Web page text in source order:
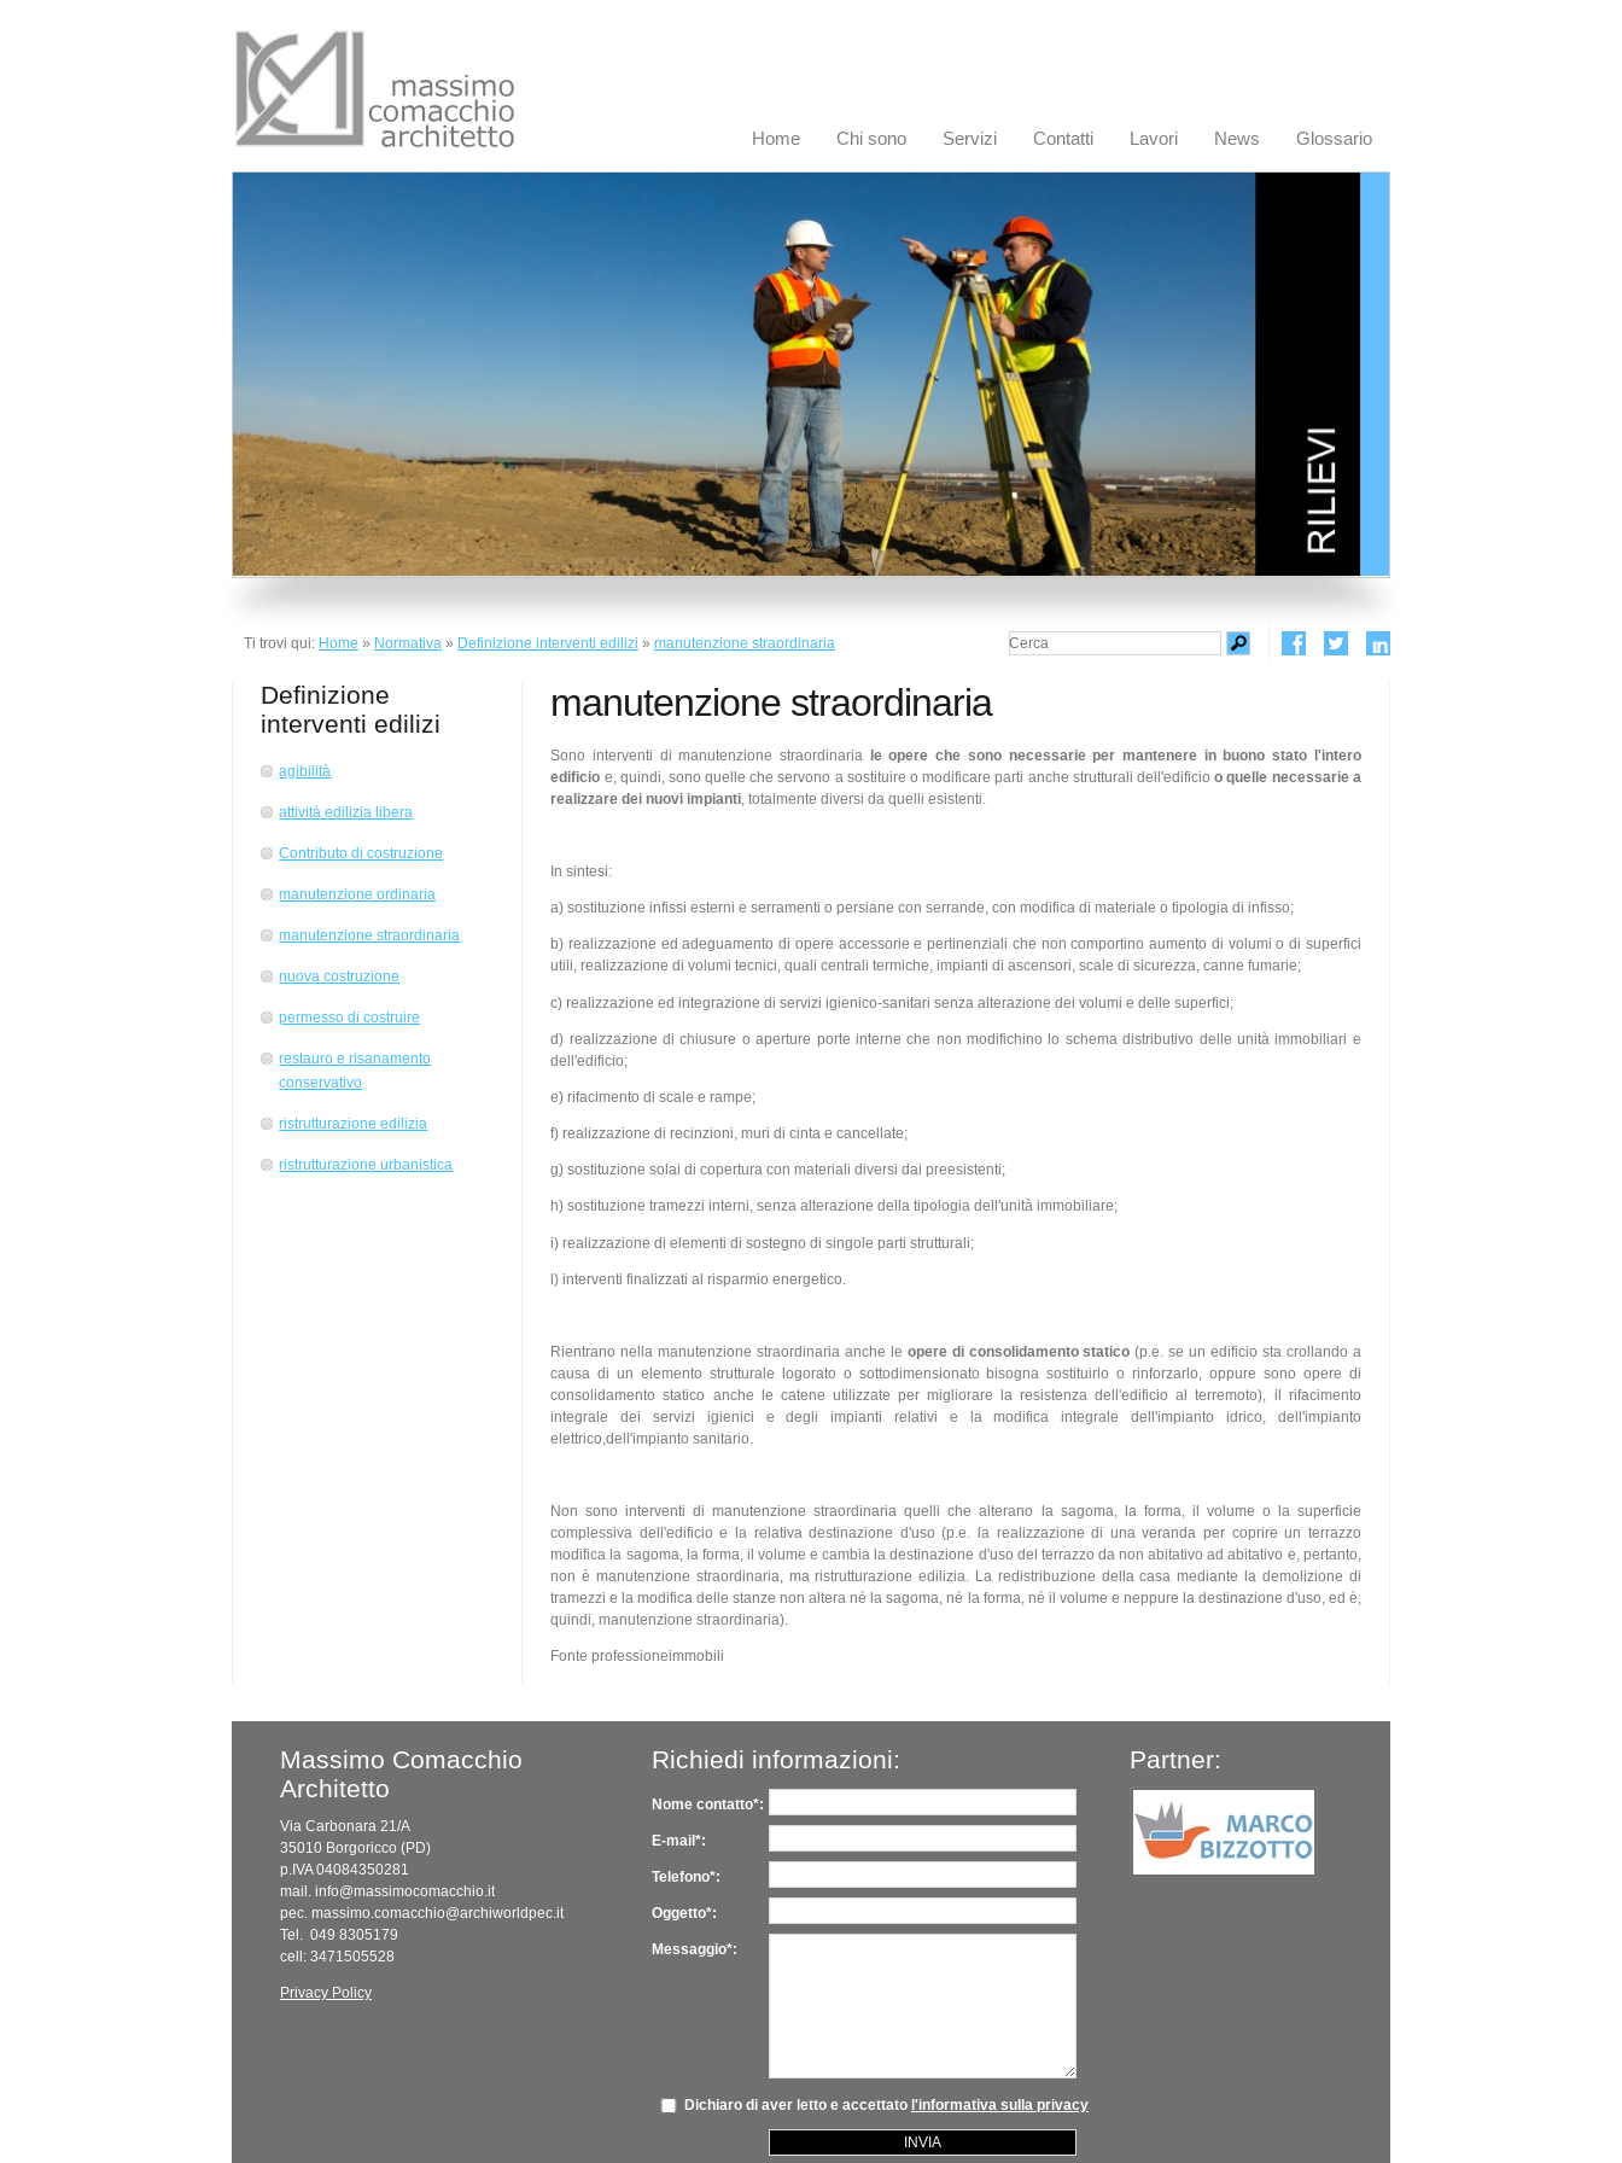
Home Chi sono Servizi Contatti Lavori News Glossario
Ti trovi qui: Home » Normativa » Definizione interventi edilizi » manutenzione straordinaria
Definizione
interventi edilizi
agibilità
attività edilizia libera
Contributo di costruzione
manutenzione ordinaria
manutenzione straordinaria
nuova costruzione
permesso di costruire
restauro e risanamento
conservativo
ristrutturazione edilizia
ristrutturazione urbanistica
manutenzione straordinaria
Sono interventi di manutenzione straordinaria le opere che sono necessarie per mantenere in buono stato l'intero
edificio e, quindi, sono quelle che servono a sostituire o modificare parti anche strutturali dell'edificioo quelle necessarie a
realizzare dei nuovi impianti , totalmente diversi da quelli esistenti.
In sintesi:
a) sostituzione infissi esterni e serramenti o persiane con serrande, con modifica di materiale o tipologia di infisso;
b) realizzazione ed adeguamento di opere accessorie e pertinenziali che non comportino aumento di volumi o di superfici
utili, realizzazione di volumi tecnici, quali centrali termiche, impianti di ascensori, scale di sicurezza, canne fumarie;
c) realizzazione ed integrazione di servizi igienico-sanitari senza alterazione dei volumi e delle superfici;
d) realizzazione di chiusure o aperture porte interne che non modifichino lo schema distributivo delle unità immobiliari e
dell'edificio;
e) rifacimento di scale e rampe;
f) realizzazione di recinzioni, muri di cinta e cancellate;
g) sostituzione solai di copertura con materiali diversi dai preesistenti;
h) sostituzione tramezzi interni, senza alterazione della tipologia dell'unità immobiliare;
i) realizzazione di elementi di sostegno di singole parti strutturali;
l) interventi finalizzati al risparmio energetico.
Rientrano nella manutenzione straordinaria anche le opere di consolidamento statico (p.e. se un edificio sta crollando a
causa di un elemento strutturale logorato o sottodimensionato bisogna sostituirlo o rinforzarlo, oppure sono opere di
consolidamento statico anche le catene utilizzate per migliorare la resistenza dell'edificio al terremoto), il rifacimento
integrale dei servizi igienici e degli impianti relativi e la modifica integrale dell'impianto idrico, dell'impianto
elettrico,dell'impianto sanitario.
Non sono interventi di manutenzione straordinaria quelli che alterano la sagoma, la forma, il volume o la superficie
complessiva dell'edificio e la relativa destinazione d'uso (p.e. la realizzazione di una veranda per coprire un terrazzo
modifica la sagoma, la forma, il volume e cambia la destinazione d'uso del terrazzo da non abitativo ad abitativo e, pertanto,
non è manutenzione straordinaria, ma ristrutturazione edilizia. La redistribuzione della casa mediante la demolizione di
tramezzi e la modifica delle stanze non altera né la sagoma, né la forma, né il volume e neppure la destinazione d'uso, ed è,
quindi, manutenzione straordinaria).
Fonte professioneimmobili
Massimo Comacchio
Architetto
Via Carbonara 21/A
35010 Borgoricco (PD)
p.IVA 04084350281
mail. info@massimocomacchio.it
pec. massimo.comacchio@archiworldpec.it
Tel. 049 8305179
cell: 3471505528
Privacy Policy
Richiedi informazioni:
Nome contatto*:
E-mail*:
Telefono*:
Oggetto*:
Messaggio*:
Dichiaro di aver letto e accettato l'informativa sulla privacy
Partner: